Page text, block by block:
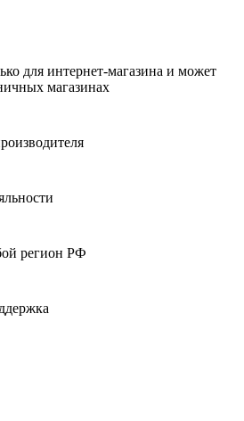
для интернет-магазина и может
магазинах
регион РФ